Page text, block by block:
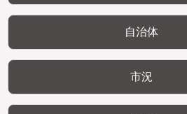
自治体
市況